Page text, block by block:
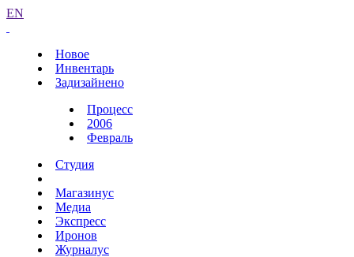
EN
Новое
Инвентарь
Задизайнено
Процесс
2006
Февраль
Студия
Магазинус
Медиа
Экспресс
Иронов
Журналус